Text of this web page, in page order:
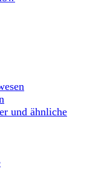
und ähnliche